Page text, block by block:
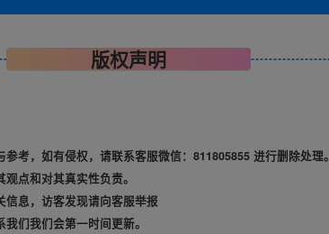
版权声明
考，如有侵权，请联系客服微信：811805855 进行删除处理。
点和对其真实性负责。
息，访客发现请向客服举报
们我们会第一时间更新。